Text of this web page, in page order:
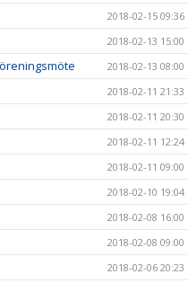
2018-02-15 09:36
2018-02-13 15:00
2018-02-13 08:00
2018-02-11 21:33
2018-02-11 20:30
2018-02-11 12:24
2018-02-11 09:00
2018-02-10 19:04
2018-02-08 16:00
2018-02-08 09:00
2018-02-06 20:23